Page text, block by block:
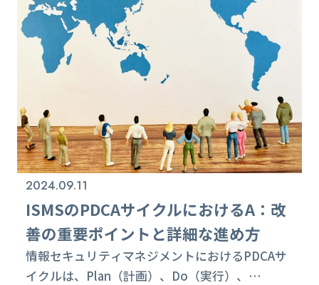
ました。ポイントは2025年10月31日までに、
ISO/IEC27001:2022（JISQ27001:2023）の移
行審査が完了して、登録証が発行されていること
です。 規格改定とは言っても、...
2024.09.11
ISMSのPDCAサイクルにおけるA：改
善の重要ポイントと詳細な進め方
情報セキュリティマネジメントにおけるPDCAサ
イクルは、Plan（計画）、Do（実行）、